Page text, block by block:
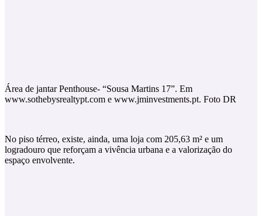
Área de jantar Penthouse- “Sousa Martins 17”. Em
www.sothebysrealtypt.com e www.jminvestments.pt. Foto DR
No piso térreo, existe, ainda, uma loja com 205,63 m² e um
logradouro que reforçam a vivência urbana e a valorização do
espaço envolvente.